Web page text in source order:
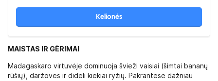
Kelionės
MAISTAS IR GĖRIMAI
Madagaskaro virtuvėje dominuoja švieži vaisiai (šimtai bananų
rūšių), daržovės ir dideli kiekiai ryžių. Pakrantėse dažniau